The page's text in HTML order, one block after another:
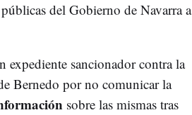
del Gobierno de Navarra a
expediente sancionador contra la
Bernedo por no comunicar la
sobre las mismas tras